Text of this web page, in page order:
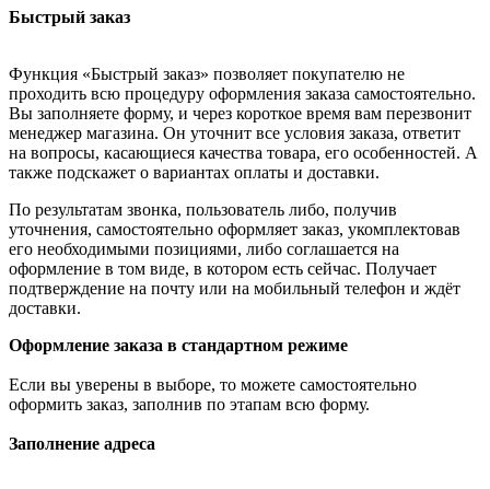
Быстрый заказ
Функция «Быстрый заказ» позволяет покупателю не
проходить всю процедуру оформления заказа самостоятельно.
Вы заполняете форму, и через короткое время вам перезвонит
менеджер магазина. Он уточнит все условия заказа, ответит
на вопросы, касающиеся качества товара, его особенностей. А
также подскажет о вариантах оплаты и доставки.
По результатам звонка, пользователь либо, получив
уточнения, самостоятельно оформляет заказ, укомплектовав
его необходимыми позициями, либо соглашается на
оформление в том виде, в котором есть сейчас. Получает
подтверждение на почту или на мобильный телефон и ждёт
доставки.
Оформление заказа в стандартном режиме
Если вы уверены в выборе, то можете самостоятельно
оформить заказ, заполнив по этапам всю форму.
Заполнение адреса